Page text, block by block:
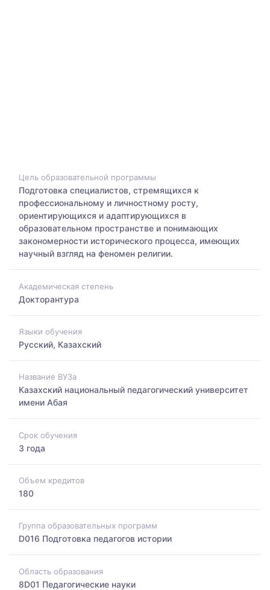
Цель образовательной программы
Подготовка специалистов, стремящихся к
профессиональному и личностному росту,
ориентирующихся и адаптирующихся в
образовательном пространстве и понимающих
закономерности исторического процесса, имеющих
научный взгляд на феномен религии.
Академическая степень
Докторантура
Языки обучения
Русский, Казахский
Название ВУЗа
Казахский национальный педагогический университет
имени Абая
Срок обучения
3 года
Объем кредитов
180
Группа образовательных программ
D016 Подготовка педагогов истории
Область образования
8D01 Педагогические науки